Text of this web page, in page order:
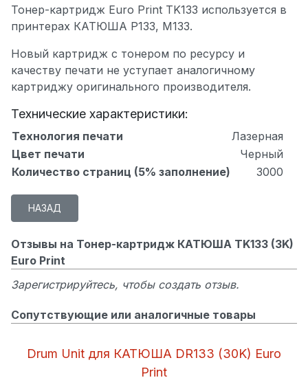
Тонер-картридж Euro Print TK133 используется в
принтерах КАТЮША P133, M133.
Новый картридж с тонером по ресурсу и
качеству печати не уступает аналогичному
картриджу оригинального производителя.
Технические характеристики:
Технология печати
Лазерная
Цвет печати
Черный
Количество страниц (5% заполнение)
3000
Отзывы на Тонер-картридж КАТЮША TK133 (3K)
Euro Print
Зарегистрируйтесь, чтобы создать отзыв.
Сопутствующие или аналогичные товары
Drum Unit для КАТЮША DR133 (30K) Euro
Print